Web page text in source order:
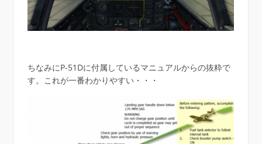
ちなみにP-51Dに付属しているマニュアルからの抜粋で
す。これが一番わかりやすい・・・